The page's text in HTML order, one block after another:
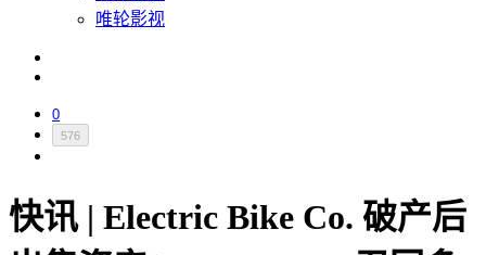
唯轮影视
0
576
快讯 | Electric Bike Co. 破产后